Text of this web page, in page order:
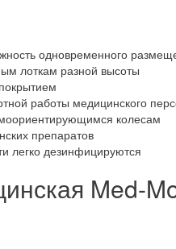
одновременного
лоткам разной высоты
работы медицинского
колесам
препаратов
легко дезинфицируются